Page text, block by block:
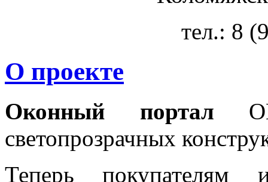
тел.: 8
О проекте
Оконный портал
светопрозрачных
Теперь покупателям